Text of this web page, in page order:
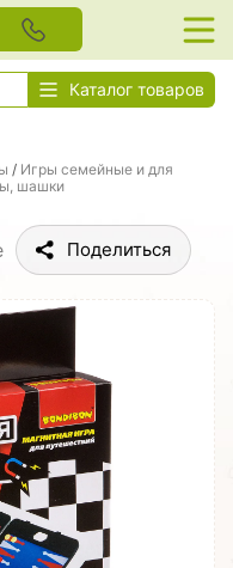
Каталог товаров
/ Игры семейные и для
шашки
Поделиться